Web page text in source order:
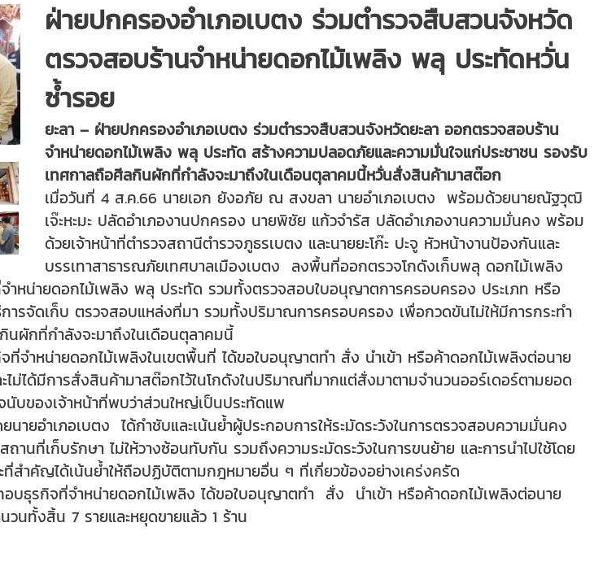
ฝ่ายปกครองอำเภอเบตง ร่วมตำรวจสืบสวนจังหวัด
ตรวจสอบร้านจำหน่ายดอกไม้เพลิง พลุ ประทัดหวั่น
ซ้ำรอย
ยะลา – ฝ่ายปกครองอำเภอเบตง ร่วมตำรวจสืบสวนจังหวัดยะลา ออกตรวจสอบร้าน
จำหน่ายดอกไม้เพลิง พลุ ประทัด สร้างความปลอดภัยและความมั่นใจแก่ประชาชน รองรับ
เทศกาลถือศีลกินผักที่กำลังจะมาถึงในเดือนตุลาคมนี้หวั่นสั่งสินค้ามาสต๊อก
เมื่อวันที่ 4 ส.ค.66 นายเอก ยังอภัย ณ สงขลา นายอำเภอเบตง พร้อมด้วยนายณัฐวุฒิ
เจ๊ะหะมะ ปลัดอำเภองานปกครอง นายพิชัย แก้วจำรัส ปลัดอำเภองานความมั่นคง พร้อม
ด้วยเจ้าหน้าที่ตำรวจสถานีตำรวจภูธรเบตง และนายยะโก๊ะ ปะจู หัวหน้างานป้องกันและ
บรรเทาสาธารณภัยเทศบาลเมืองเบตง ลงพื้นที่ออกตรวจโกดังเก็บพลุ ดอกไม้เพลิง
จำหน่ายดอกไม้เพลิง พลุ ประทัด รวมทั้งตรวจสอบใบอนุญาตการครอบครอง ประเภท หรือ
รจัดเก็บ ตรวจสอบแหล่งที่มา รวมทั้งปริมาณการครอบครอง เพื่อกวดขันไม่ให้มีการกระทำ
ผักที่กำลังจะมาถึงในเดือนตุลาคมนี้
จำหน่ายดอกไม้เพลิงในเขตพื้นที่ ได้ขอใบอนุญาตทำ สั่ง นำเข้า หรือค้าดอกไม้เพลิงต่อนาย
ม่ได้มีการสั่งสินค้ามาสต๊อกไว้ในโกดังในปริมาณที่มากแต่สั่งมาตามจำนวนออร์เดอร์ตามยอด
นับของเจ้าหน้าที่พบว่าส่วนใหญ่เป็นประทัดแพ
ยอำเภอเบตง ได้กำชับและเน้นย้ำผู้ประกอบการให้ระมัดระวังในการตรวจสอบความมั่นคง
นที่เก็บรักษา ไม่ให้วางซ้อนทับกัน รวมถึงความระมัดระวังในการขนย้าย และการนำไปใช้โดย
สำคัญได้เน้นย้ำให้ถือปฏิบัติตามกฎหมายอื่น ๆ ที่เกี่ยวข้องอย่างเคร่งครัด
อบธุรกิจที่จำหน่ายดอกไม้เพลิง ได้ขอใบอนุญาตทำ สั่ง นำเข้า หรือค้าดอกไม้เพลิงต่อนาย
นทั้งสิ้น 7 รายและหยุดขายแล้ว 1 ร้าน